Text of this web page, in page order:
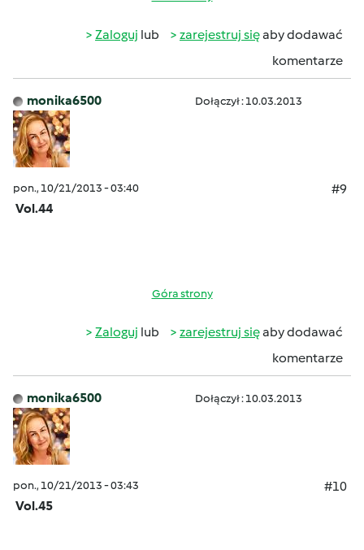
Zaloguj lub zarejestruj sięaby dodawać
komentarze
monika6500 Dołączył : 10.03.2013
pon., 10/21/2013 - 03:40
#9
Vol.44
Góra strony
Zaloguj lub zarejestruj sięaby dodawać
komentarze
monika6500 Dołączył : 10.03.2013
pon., 10/21/2013 - 03:43
#10
Vol.45